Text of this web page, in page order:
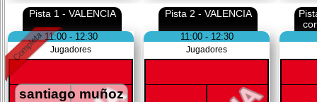
Pista 1 - VALENCIA
11:00 - 12:30
Jugadores
santiago muñoz
Pista 2 - VALENCIA
11:00 - 12:30
Jugadores